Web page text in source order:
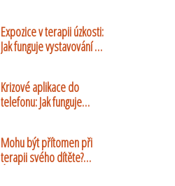
Expozice v terapii úzkosti:
Jak funguje vystavování a
Krizové aplikace do
telefonu: Jak funguje
Mohu být přítomen při
terapii svého dítěte?